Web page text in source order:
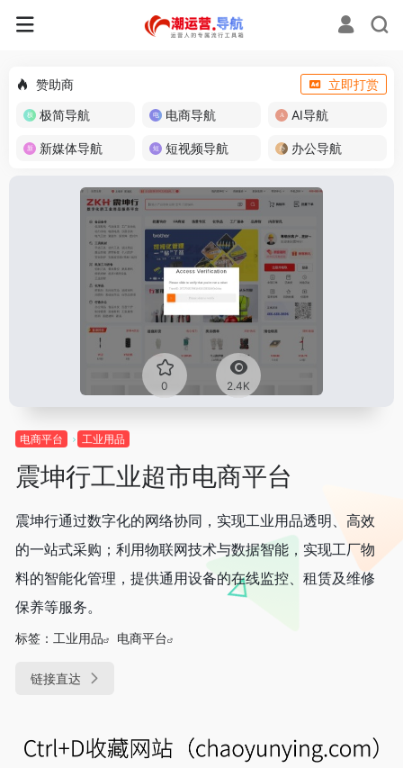
赞助商
立即打赏
极简导航
电商导航 AI导航
新媒体导航 短视频导航 办公导航
0 2.4K
电商平台 工业用品
震坤行工业超市电商平台
震坤行通过数字化的网络协同，实现工业用品透明、高效
的一站式采购；利用物联网技术与数据智能，实现工厂物
料的智能化管理，提供通用设备的在线监控、租赁及维修
保养等服务。
标签： 工业用品 电商平台
链接直达